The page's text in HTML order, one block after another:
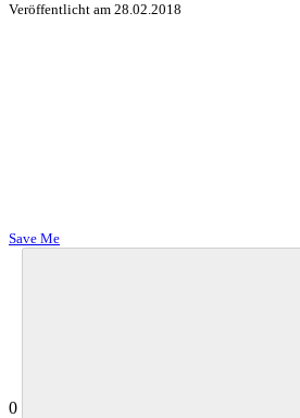
Veröffentlicht am 28.02.2018
Save Me
0